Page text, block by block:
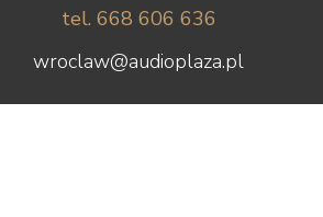
tel. 668 606 636
wroclaw@audioplaza.pl